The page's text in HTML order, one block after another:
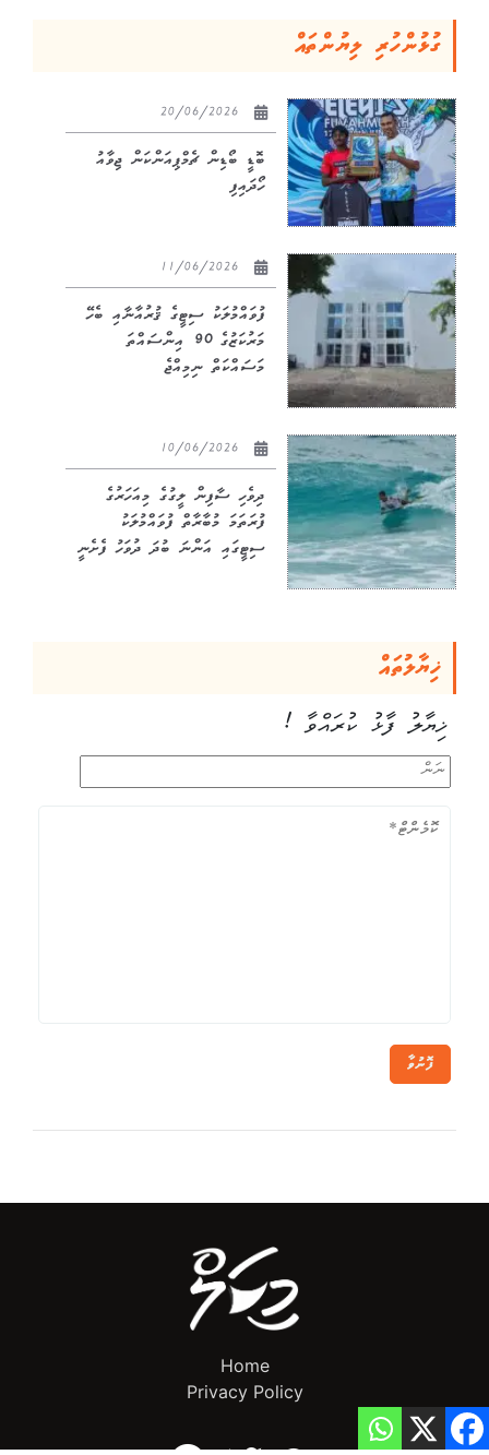
ގުޅުންހުރި ލިޔުންތައް
ބޮޑީ ބޯޑިން ޗެމްޕިއަންކަން ޖިވާއު
ހޯދައިފި
ފުވައްމުލަކު ސިޓީގެ ޤުރުއާނާއި ބެހޭ
މަރުކަޒުގެ 90 އިންސައްތަ
މަސައްކަތް ނިމިއްޖެ
ދިވެހި ސާފިން ލީގުގެ މިއަހަރުގެ
ފުރަތަމަ މުބާރާތް ފުވައްމުލަކު
ސިޓީގައި އަންނަ ބުދަ ދުވަހު ފެށެނީ
ޚިޔާލުތައް
ޚިޔާލު ފާޅު ކުރައްވާ !
ފޮނުވާ
Home
Privacy Policy